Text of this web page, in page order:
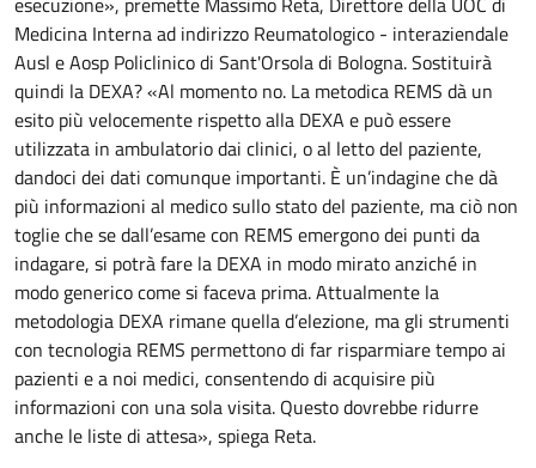
Medicina Interna ad indirizzo Reumatologico - interaziendale
Ausl e Aosp Policlinico di Sant'Orsola di Bologna. Sostituirà
quindi la DEXA? «Al momento no. La metodica REMS dà un
esito più velocemente rispetto alla DEXA e può essere
utilizzata in ambulatorio dai clinici, o al letto del paziente,
dandoci dei dati comunque importanti. È un’indagine che dà
più informazioni al medico sullo stato del paziente, ma ciò non
toglie che se dall’esame con REMS emergono dei punti da
indagare, si potrà fare la DEXA in modo mirato anziché in
modo generico come si faceva prima. Attualmente la
metodologia DEXA rimane quella d’elezione, ma gli strumenti
con tecnologia REMS permettono di far risparmiare tempo ai
pazienti e a noi medici, consentendo di acquisire più
informazioni con una sola visita. Questo dovrebbe ridurre
anche le liste di attesa», spiega Reta.